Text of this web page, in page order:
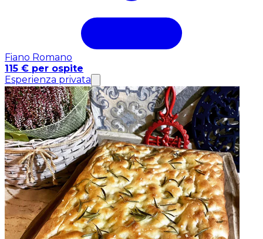
Fiano Romano
115 € per ospite
Esperienza privata